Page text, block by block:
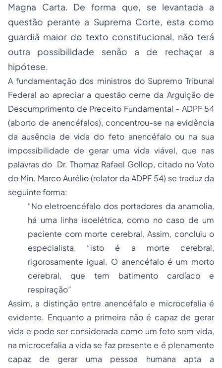
Magna Carta. De forma que, se levantada a
questão perante a Suprema Corte, esta como
guardiã maior do texto constitucional, não terá
outra possibilidade senão a de rechaçar a
hipótese.
A fundamentação dos ministros do Supremo Tribunal
Federal ao apreciar a questão cerne da Arguição de
Descumprimento de Preceito Fundamental - ADPF 54
(aborto de anencéfalos), concentrou-se na evidência
da ausência de vida do feto anencéfalo ou na sua
impossibilidade de gerar uma vida viável, que nas
palavras do Dr. Thomaz Rafael Gollop, citado no Voto
do Min. Marco Aurélio (relator da ADPF 54) se traduz da
seguinte forma:
“No eletroencéfalo dos portadores da anamolia,
há uma linha isoelétrica, como no caso de um
paciente com morte cerebral. Assim, concluiu o
especialista, “isto é a morte cerebral,
rigorosamente igual. O anencéfalo é um morto
cerebral, que tem batimento cardíaco e
respiração”
Assim, a distinção entre anencéfalo e microcefalia é
evidente. Enquanto a primeira não é capaz de gerar
vida e pode ser considerada como um feto sem vida,
na microcefalia a vida se faz presente e é plenamente
capaz de gerar uma pessoa humana apta a